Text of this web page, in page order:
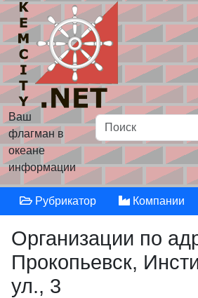
Ваш
флагман в
океане
информации
Рубрикатор Компании
Организации по
Прокопьевск,
ул., 3